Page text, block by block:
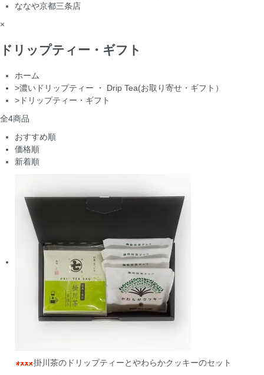
ななや京都三条店
×
ドリップティー・ギフト
ホーム
>濃いドリップティー ・ Drip Tea(お取り寄せ・ギフト）
> ドリップティー・ギフト
全4商品
おすすめ順
価格順
新着順
掛川茶のドリップティーとやわらかクッキーのセット